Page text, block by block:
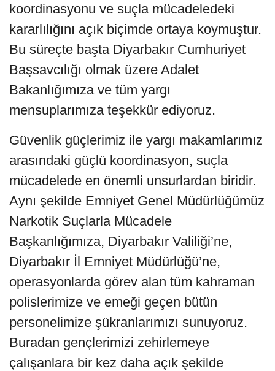
koordinasyonu ve suçla mücadeledeki
kararlılığını açık biçimde ortaya koymuştur.
Bu süreçte başta Diyarbakır Cumhuriyet
Başsavcılığı olmak üzere Adalet
Bakanlığımıza ve tüm yargı
mensuplarımıza teşekkür ediyoruz.
Güvenlik güçlerimiz ile yargı makamlarımız
arasındaki güçlü koordinasyon, suçla
mücadelede en önemli unsurlardan biridir.
Aynı şekilde Emniyet Genel Müdürlüğümüz
Narkotik Suçlarla Mücadele
Başkanlığımıza, Diyarbakır Valiliği’ne,
Diyarbakır İl Emniyet Müdürlüğü’ne,
operasyonlarda görev alan tüm kahraman
polislerimize ve emeği geçen bütün
personelimize şükranlarımızı sunuyoruz.
Buradan gençlerimizi zehirlemeye
çalışanlara bir kez daha açık şekilde